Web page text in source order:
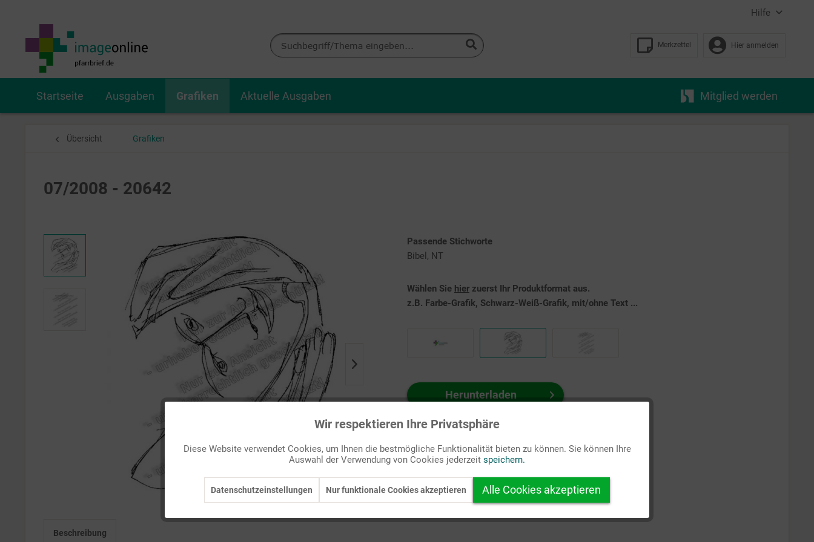
Hilfe
Merkzettel Hier anmelden
Startseite Ausgaben Grafiken Aktuelle Ausgaben Mitglied werden
Übersicht Grafiken
07/2008 - 20642
Passende Stichworte
Bibel, NT
Wählen Sie hier zuerst Ihr Produktformat aus.
z.B. Farbe-Grafik, Schwarz-Weiß-Grafik, mit/ohne Text ...
Herunterladen
Auf Ihren Merkzettel setzen
Beschreibung
Inaktiv
Wir respektieren Ihre Privatsphäre
Diese Website verwendet Cookies, um Ihnen die bestmögliche Funktionalität bieten zu können. Sie können Ihre
Auswahl der Verwendung von Cookies jederzeit speichern.
Datenschutzeinstellungen Nur funktionale Cookies akzeptieren Alle Cookies akzeptieren